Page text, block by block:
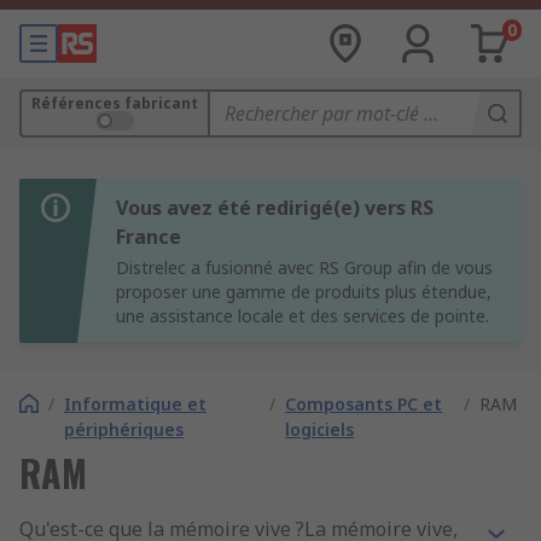
0
Références fabricant
Vous avez été redirigé(e) vers RS
France
Distrelec a fusionné avec RS Group afin de vous
proposer une gamme de produits plus étendue,
une assistance locale et des services de pointe.
/ Informatique et
périphériques
/ Composants PC et
logiciels
/ RAM
RAM
Qu'est-ce que la mémoire vive ?La mémoire vive,